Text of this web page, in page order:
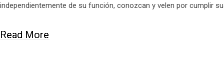
independientemente de su función, conozcan y velen por cumplir
Read More